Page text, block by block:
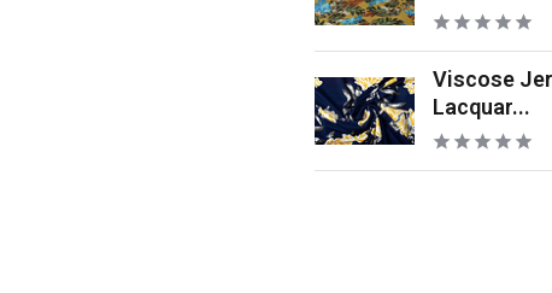
Viscose
Lacquar...